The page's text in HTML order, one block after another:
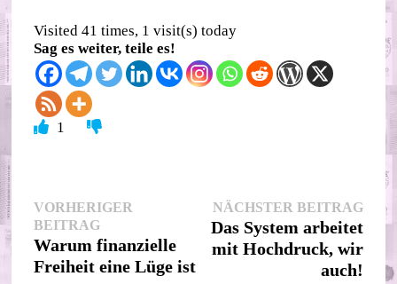
Visited 41 times, 1 visit(s) today
Sag es weiter, teile es!
1
Beitragsnavigation
VORHERIGER
BEITRAGVorheriger
Beitrag:
Warum finanzielle
Freiheit eine Lüge ist
NÄCHSTER BEITRAG
Das System arbeitet
mit Hochdruck, wir
auch!